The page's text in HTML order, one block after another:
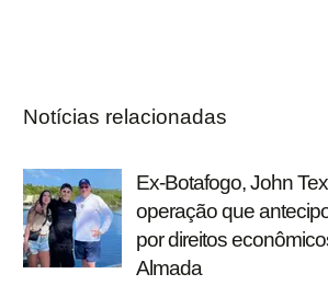
Notícias relacionadas
Ex-Botafogo, John
operação que
por direitos
Almada